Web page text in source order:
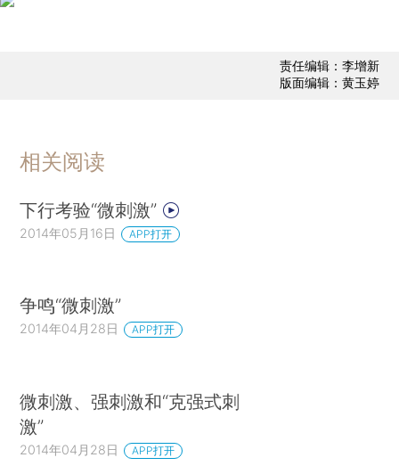
责任编辑：李增新
版面编辑：黄玉婷
相关阅读
下行考验“微刺激”
2014年05月16日 APP打开
争鸣“微刺激”
2014年04月28日 APP打开
微刺激、强刺激和“克强式刺
激”
2014年04月28日 APP打开